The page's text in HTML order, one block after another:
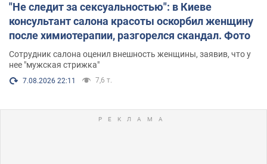
"Не следит за сексуальностью": в Киеве
консультант салона красоты оскорбил женщину
после химиотерапии, разгорелся скандал. Фото
Сотрудник салона оценил внешность женщины, заявив, что у
нее "мужская стрижка"
7.08.2026 22:11 7,6 т.